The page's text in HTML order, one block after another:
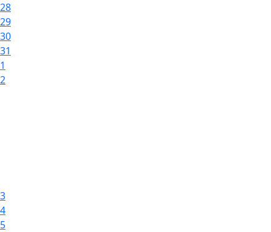
28
29
30
31
1
2
3
4
5